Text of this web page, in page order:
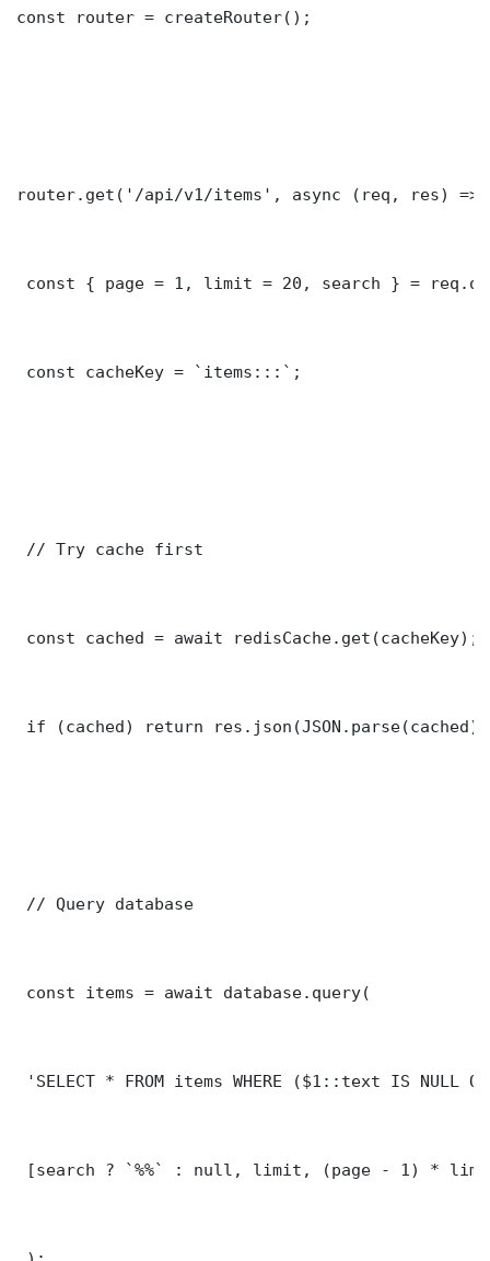
const router = createRouter();
router.get('/api/v1/items', async (req, res) =>
const { page = 1, limit = 20, search } =
const cacheKey = `items:::`;
// Try cache first
const cached = await redisCache.get(cacheKey);
if (cached) return
// Query database
const items = await database.query(
'SELECT * FROM items WHERE ($1::text IS NULL
[search ? `%%` : null, limit, (page - 1) *